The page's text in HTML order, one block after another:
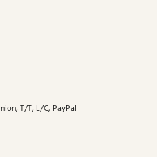
T/T, L/C, PayPal